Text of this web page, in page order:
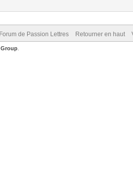
Forum de Passion Lettres Retourner en haut